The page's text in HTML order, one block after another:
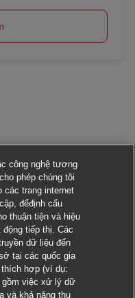
công nghệ tương
phép chúng tôi
các trang internet
đểđịnh cấu
thuận tiện và hiệu
tiếp thị. Các
dữ liệu đến
tại các quốc gia
hợp (ví dụ:
gồm việc xử lý dữ
và khả năng thu